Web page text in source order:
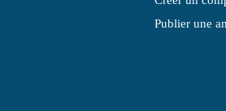
Publier une